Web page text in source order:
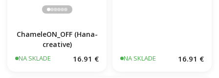
ChameleON_OFF (Hana-
creative)
NA SKLADE 16.91 € NA SKLADE 16.91 €